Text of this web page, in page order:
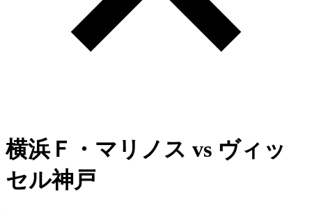
横浜Ｆ・マリノス vs ヴィッ
セル神戸